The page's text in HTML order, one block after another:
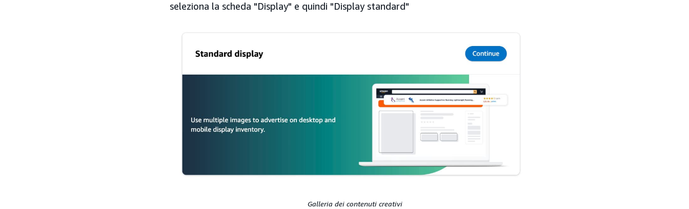
seleziona la scheda "Display" e quindi "Display standard"
Galleria dei contenuti creativi